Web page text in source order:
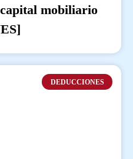
mobiliario
DEDUCCIONES